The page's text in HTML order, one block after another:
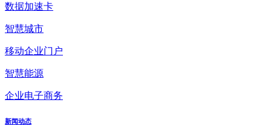
数据加速卡
智慧城市
移动企业门户
智慧能源
企业电子商务
新闻动态